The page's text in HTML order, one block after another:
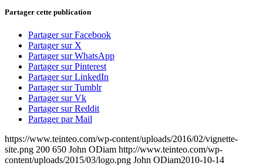
Partager cette publication
Partager sur Facebook
Partager sur X
Partager sur WhatsApp
Partager sur Pinterest
Partager sur LinkedIn
Partager sur Tumblr
Partager sur Vk
Partager sur Reddit
Partager par Mail
https://www.teinteo.com/wp-content/uploads/2016/02/vignette-
site.png 200 650 John ODiam http://www.teinteo.com/wp-
content/uploads/2015/03/logo.png John ODiam2010-10-14